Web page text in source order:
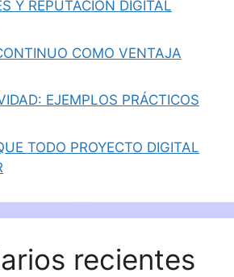
Y REPUTACIÓN DIGITAL
COMO VENTAJA
EJEMPLOS PRÁCTICOS
TODO PROYECTO DIGITAL
recientes